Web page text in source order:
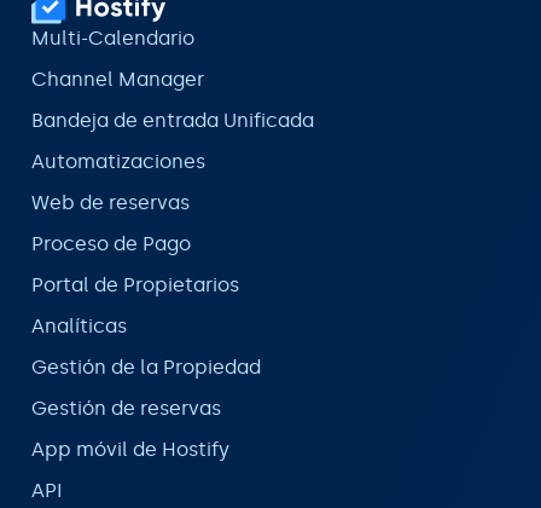
Multi-Calendario
Channel Manager
Bandeja de entrada Unificada
Automatizaciones
Web de reservas
Proceso de Pago
Portal de Propietarios
Analíticas
Gestión de la Propiedad
Gestión de reservas
App móvil de Hostify
API